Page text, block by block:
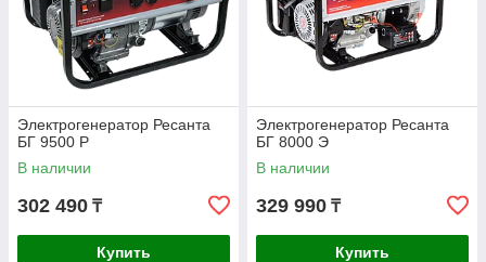
Электрогенератор Ресанта
БГ 9500 Р
В наличии
302 490 ₸
Купить
Электрогенератор Ресанта
БГ 8000 Э
В наличии
329 990 ₸
Купить